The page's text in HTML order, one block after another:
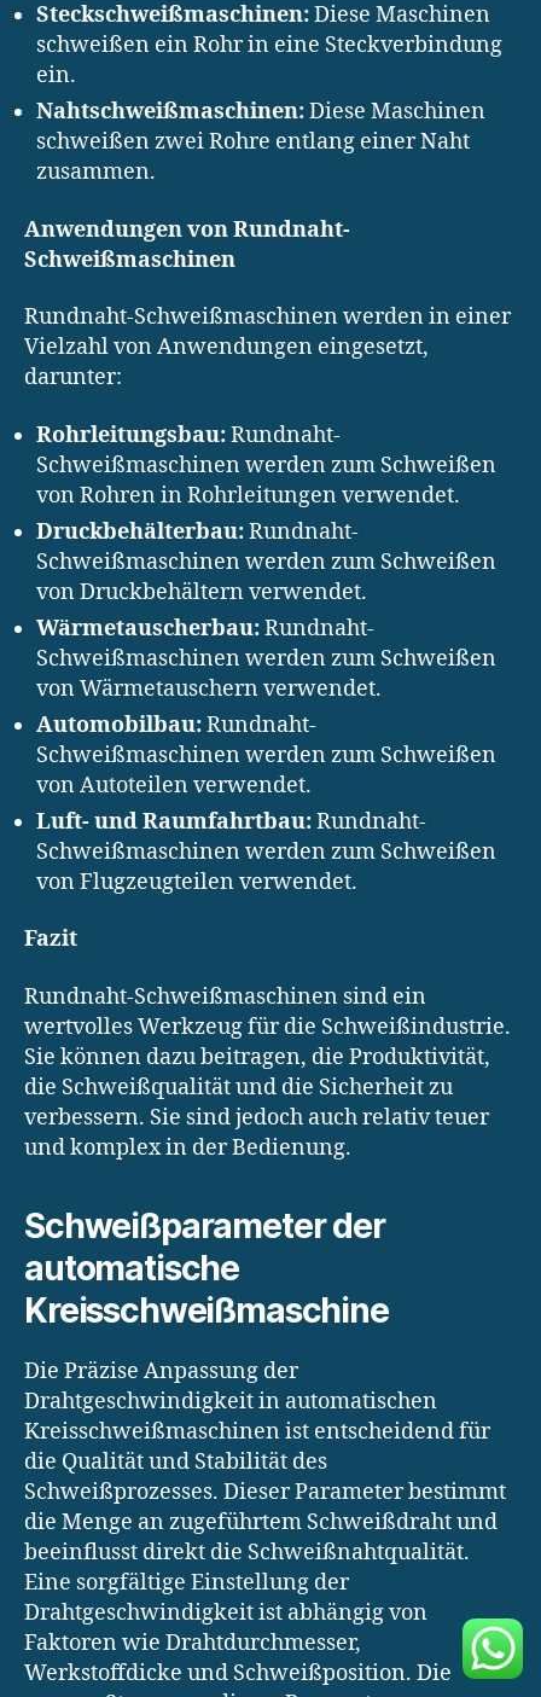
Steckschweißmaschinen:Diese Maschinen
schweißen ein Rohr in eine Steckverbindung
ein.
Nahtschweißmaschinen:Diese Maschinen
schweißen zwei Rohre entlang einer Naht
zusammen.
Anwendungen von Rundnaht-
Schweißmaschinen
Rundnaht-Schweißmaschinen werden in einer
Vielzahl von Anwendungen eingesetzt,
darunter:
Rohrleitungsbau:Rundnaht-
Schweißmaschinen werden zum Schweißen
von Rohren in Rohrleitungen verwendet.
Druckbehälterbau:Rundnaht-
Schweißmaschinen werden zum Schweißen
von Druckbehältern verwendet.
Wärmetauscherbau:Rundnaht-
Schweißmaschinen werden zum Schweißen
von Wärmetauschern verwendet.
Automobilbau:Rundnaht-
Schweißmaschinen werden zum Schweißen
von Autoteilen verwendet.
Luft- und Raumfahrtbau:Rundnaht-
Schweißmaschinen werden zum Schweißen
von Flugzeugteilen verwendet.
Fazit
Rundnaht-Schweißmaschinen sind ein
wertvolles Werkzeug für die Schweißindustrie.
Sie können dazu beitragen, die Produktivität,
die Schweißqualität und die Sicherheit zu
verbessern. Sie sind jedoch auch relativ teuer
und komplex in der Bedienung.
Schweißparameter der
automatische
Kreisschweißmaschine
Die Präzise Anpassung der
Drahtgeschwindigkeit in automatischen
Kreisschweißmaschinen ist entscheidend für
die Qualität und Stabilität des
Schweißprozesses. Dieser Parameter bestimmt
die Menge an zugeführtem Schweißdraht und
beeinflusst direkt die Schweißnahtqualität.
Eine sorgfältige Einstellung der
Drahtgeschwindigkeit ist abhängig von
Faktoren wie Drahtdurchmesser,
Werkstoffdicke und Schweißposition. Die